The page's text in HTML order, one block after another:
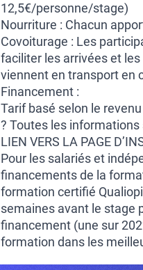
12,5€/personne/stage)
Nourriture : Chacun
Covoiturage : Les
faciliter les arrivées et
viennent en transport en
Financement :
Tarif basé selon le
? Toutes les
LIEN VERS LA PAGE
Pour les salariés et
financements de la
formation certifié
semaines avant le stage
financement (une sur
formation dans les